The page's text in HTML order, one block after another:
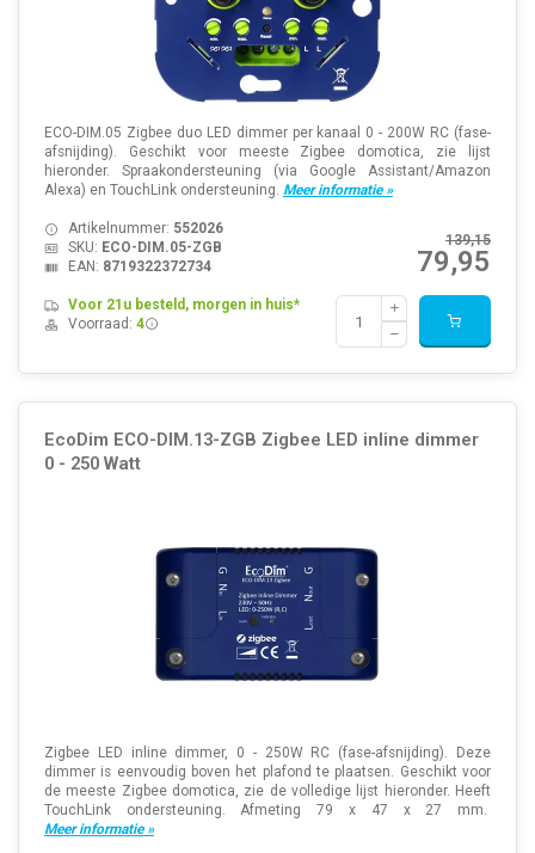
ECO-DIM.05 Zigbee duo LED dimmer per kanaal 0 - 200W RC (fase-
afsnijding). Geschikt voor meeste Zigbee domotica, zie lijst
hieronder. Spraakondersteuning (via Google Assistant/Amazon
Alexa) en TouchLink ondersteuning. Meer informatie »
139,15
79,95
Artikelnummer: 552026
SKU: ECO-DIM.05-ZGB
EAN: 8719322372734
Voor 21u besteld, morgen in huis*
Voorraad: 4
EcoDim ECO-DIM.13-ZGB Zigbee LED inline dimmer
0 - 250 Watt
Zigbee LED inline dimmer, 0 - 250W RC (fase-afsnijding). Deze
dimmer is eenvoudig boven het plafond te plaatsen. Geschikt voor
de meeste Zigbee domotica, zie de volledige lijst hieronder. Heeft
TouchLink ondersteuning. Afmeting 79 x 47 x 27 mm.
Meer informatie »